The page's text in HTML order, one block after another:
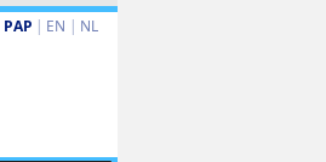
PAP | EN | NL